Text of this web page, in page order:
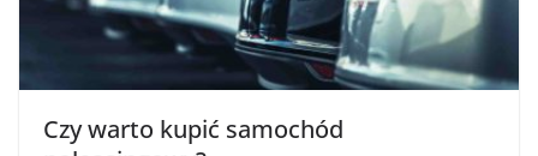
Czy warto kupić samochód